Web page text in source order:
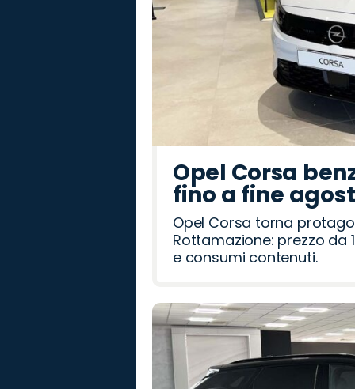
Opel Corsa
fino a fine
Opel Corsa torna
Rottamazione: prezzo da
e consumi contenuti.